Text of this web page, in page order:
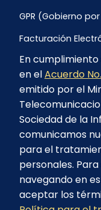
GPR (Gobierno
Facturación
Archivo Histórico
Portal Ambiental y
Proyecto
Contratación
Reglamento de
En
en elAcuerdo
emitido por el
Sociedad de la
comunicamos
para el
personales.
navegando en
aceptar los